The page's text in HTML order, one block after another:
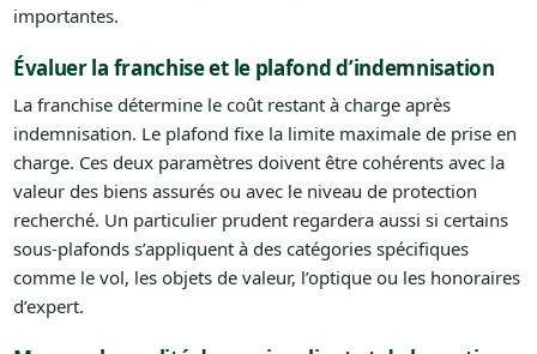
importantes.
Évaluer la franchise et le plafond d’indemnisation
La franchise détermine le coût restant à charge après
indemnisation. Le plafond fixe la limite maximale de prise en
charge. Ces deux paramètres doivent être cohérents avec la
valeur des biens assurés ou avec le niveau de protection
recherché. Un particulier prudent regardera aussi si certains
sous-plafonds s’appliquent à des catégories spécifiques
comme le vol, les objets de valeur, l’optique ou les honoraires
d’expert.